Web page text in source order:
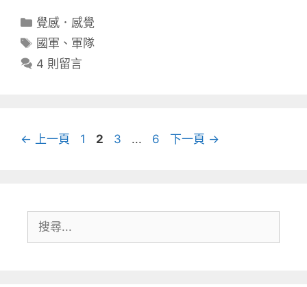
分
類
覺感．感覺
標
籤
國軍 、 軍隊
4 則留言
← 上一頁
頁
1
頁
2
頁
3 ...
頁
6 下一頁 →
尋: